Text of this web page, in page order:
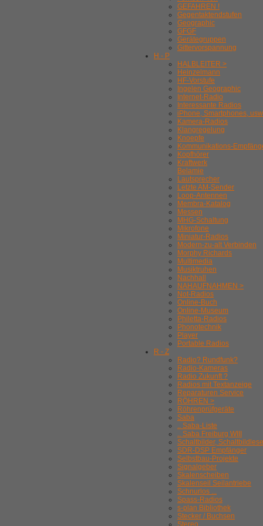
GEFAHREN !
Gegentaktendstufen
Geographic
GFGF
Gerätegruppen
Gittervorspannung
H - P
HALBLEITER >
Heinzelmann
HF-Vorstufe
Ingelen Geographic
Internet-Radio
Interessante Radios
iPhone, Smartphones,
Kamera-Radios
Klangregelung
Knoepfe
Kommunikations-
Kopfhörer
Kraftwerk
Belamie
Lautsprecher
Letzte AM-Sender
Loop-Antennen
Membra-Katalog
Messen
MHG-Schaltung
Mikrofone
Miniatur-Radios
Modern-zu-alt Verbinden
Morphy Richards
Multimedia
Musiktruhen
Nachhall
NAHAUFNAHMEN >
Not-Radios
Online-Buch
Online-Museum
Philetta-Radios
Phonotechnik
Player
Portable Radios
R - Z
Radio? Rundfunk?
Radio-Kameras
Radio Zukunft ?
Radios mit Textanzeige
Reparaturen Service
RÖHREN >
Röhrenprüfgeräte
Saba
.. Saba-Liste
.. Saba Freiburg WIII
Schaltbilder,
SDR-DSP Empfänger
Selbstbau-Projekte
Signalgeber
Skalenscheiben
Skalenseil Seilantriebe
Schnurlos ...
Spass-Radios
s-plan Bibliothek
Stecker / Buchsen
Stereo